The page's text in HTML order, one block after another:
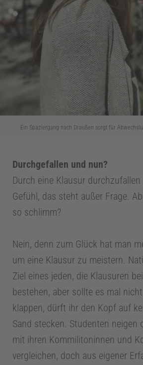
Ein Spaziergang nach Draußen sorgt für
Durchgefallen und nun?
Durch eine Klausur
Gefühl, das steht außer Frage.
so schlimm?
Nein, denn zum Glück hat man
um eine Klausur zu meistern.
Ziel eines jeden, die Klausuren
bestehen, aber sollte es mal
klappen, dürft ihr den Kopf auf
Sand stecken. Studenten neigen
mit ihren Kommilitoninnen und
vergleichen, doch aus eigener